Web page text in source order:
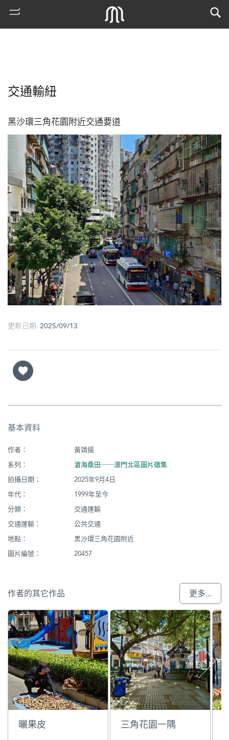
熱
門
搜
索
古
地
圖
媽
閣
寺
市
交通輸紐
黑沙環三角花園附近交通要道
更新日期 2025/09/13
基本資料
作者：
黃靖揚
系列：
滄海桑田──澳門北區圖片徵集
拍攝日期：
2025年9月4日
年代：
1999年至今
分類：
交通運輸
交通運輸：
公共交通
地點：
黑沙環三角花園附近
圖片編號：
20457
作者的其它作品 更多...
曬果皮 三角花園一隅